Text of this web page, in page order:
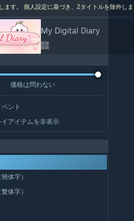
ます。 個人設定に基づき、2タイトルを除外しま
My Digital Diary
価格は問わない
ント
アイテムを非表示
体字）
体字）